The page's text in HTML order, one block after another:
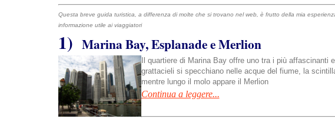
Questa breve guida turistica, a differenza di molte che si trovano nel web, è frutto della mia
informazione utile ai viaggiatori
1) Marina Bay, Esplanade e Merlion
Il quartiere di Marina Bay offre uno tra i più affascinanti
grattacieli si specchiano nelle acque del fiume, la
mentre lungo il molo appare il Merlion
Continua a leggere...